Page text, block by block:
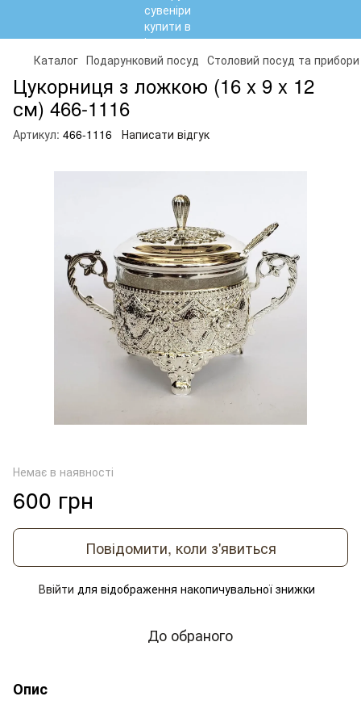
Каталог Подарунковий посуд Столовий посуд та прибори
Цукорниця з ложкою (16 x 9 x 12
см) 466-1116
Артикул: 466-1116 Написати відгук
Немає в наявності
600 грн
Повідомити, коли з'явиться
Ввійти для відображення накопичувальної знижки
До обраного
Опис